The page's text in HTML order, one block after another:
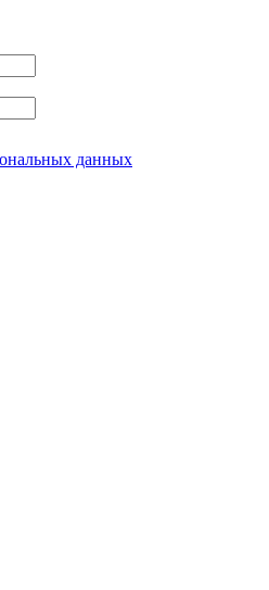
данных